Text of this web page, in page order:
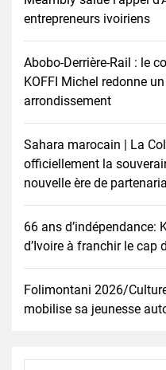
entrepreneurs ivoiriens
Abobo-Derrière-Rail : le
KOFFI Michel redonne
arrondissement
Sahara marocain | La
officiellement la
nouvelle ère de
66 ans d’indépendance:
d’Ivoire à franchir le cap
Folimontani 2026/
mobilise sa jeunesse